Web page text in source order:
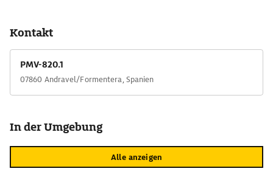
Kontakt
PMV-820.1
07860 Andravel/Formentera, Spanien
In der Umgebung
Alle anzeigen